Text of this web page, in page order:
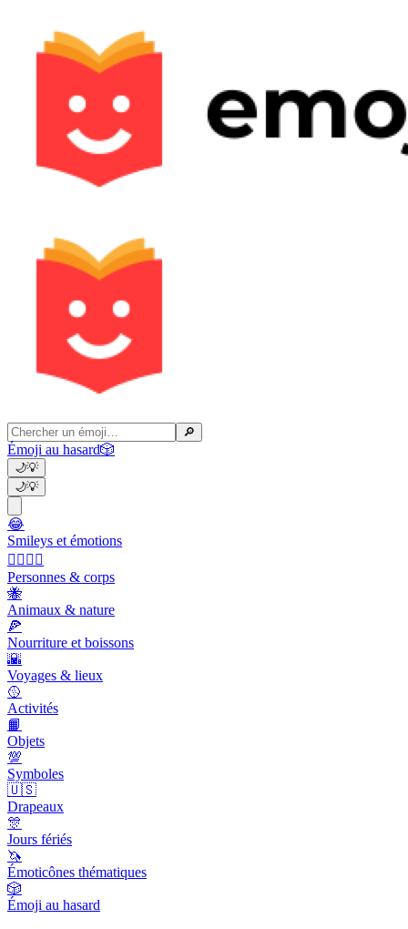
🔎
Émoji au hasard🎲
🌙💡
🌙💡
😂
Smileys et émotions
👩‍❤️‍💋‍👨
Personnes & corps
🐝
Animaux & nature
🍕
Nourriture et boissons
🌇
Voyages & lieux
🥎
Activités
📙
Objets
💯
Symboles
🇺🇸
Drapeaux
🎊
Jours fériés
🦄
Émoticônes thématiques
🎲
Émoji au hasard